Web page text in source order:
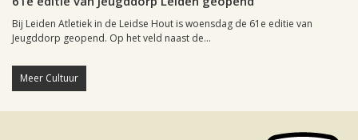
Bij Leiden Atletiek in de Leidse Hout is woensdag de 61e editie van
Jeugddorp geopend. Op het veld naast de...
Meer Cultuur